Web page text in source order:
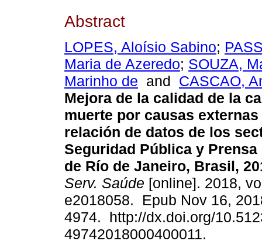
Abstract
LOPES, Aloísio Sabino;
Maria de Azeredo; SOUZA,
Marinho de and CASCAO,
Mejora de la calidad de la
muerte por causas
relación de datos de los
Seguridad Pública y Prensa
de Río de Janeiro, Brasil,
Serv. Saúde [online]. 2018,
e2018058. Epub Nov 16,
4974. http://dx.doi.org/
49742018000400011.